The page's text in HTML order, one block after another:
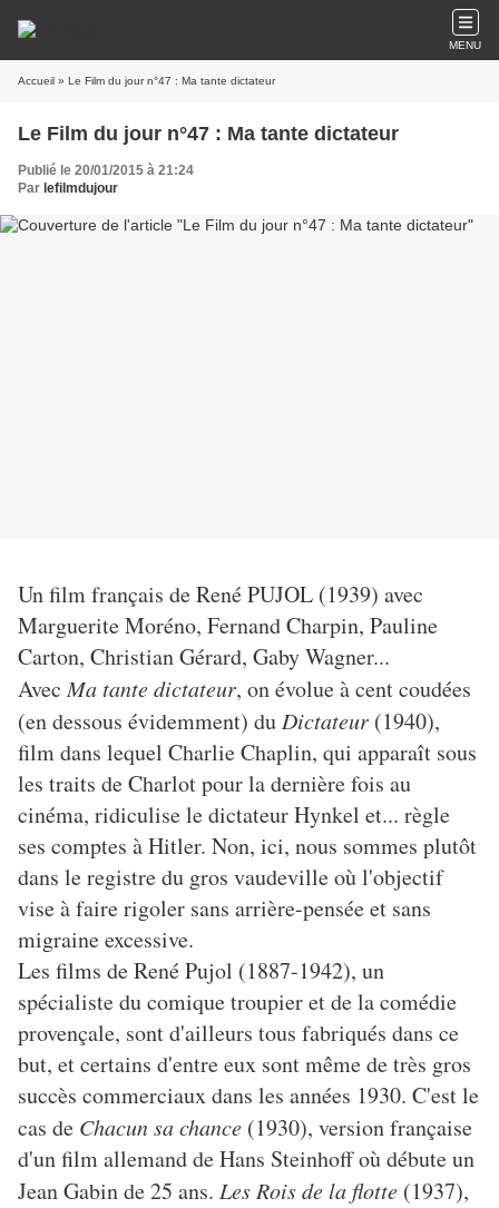
MENU
Accueil » Le Film du jour n°47 : Ma tante dictateur
Le Film du jour n°47 : Ma tante dictateur
Publié le 20/01/2015 à 21:24
Par lefilmdujour
Un film français de René PUJOL (1939) avec
Marguerite Moréno, Fernand Charpin, Pauline
Carton, Christian Gérard, Gaby Wagner...
AvecMa tante dictateur, on évolue à cent coudées
(en dessous évidemment) du Dictateur (1940),
film dans lequel Charlie Chaplin, qui apparaît sous
les traits de Charlot pour la dernière fois au
cinéma, ridiculise le dictateur Hynkel et... règle
ses comptes à Hitler. Non, ici, nous sommes plutôt
dans le registre du gros vaudeville où l'objectif
vise à faire rigoler sans arrière-pensée et sans
migraine excessive.
Les films de René Pujol (1887-1942), un
spécialiste du comique troupier et de la comédie
provençale, sont d'ailleurs tous fabriqués dans ce
but, et certains d'entre eux sont même de très gros
succès commerciaux dans les années 1930. C'est le
cas de Chacun sa chance (1930), version française
d'un film allemand de Hans Steinhoff où débute un
Jean Gabin de 25 ans. Les Rois de la flotte (1937),